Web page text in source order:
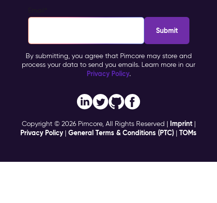
By submitting, you agree that Pimcore may store and
process your data to send you emails. Learn more in our
Privacy Policy.
Copyright © 2026 Pimcore, All Rights Reserved | Imprint|
Privacy Policy| General Terms & Conditions (PTC) | TOMs